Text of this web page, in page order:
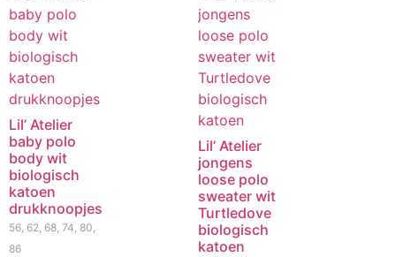
Lil’ Atelier
baby polo
body wit
biologisch
katoen
drukknoopjes
56, 62, 68, 74, 80,
86
Lil’ Atelier
jongens
loose polo
sweater wit
Turtledove
biologisch
katoen